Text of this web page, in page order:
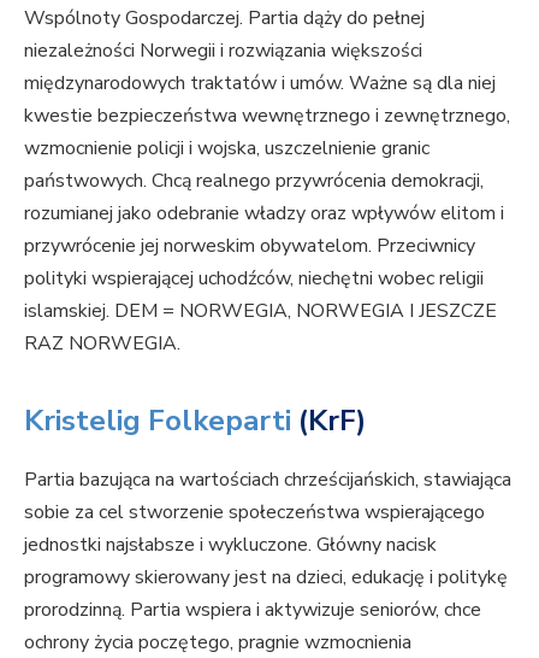
Wspólnoty Gospodarczej. Partia dąży do pełnej
niezależności Norwegii i rozwiązania większości
międzynarodowych traktatów i umów. Ważne są dla niej
kwestie bezpieczeństwa wewnętrznego i zewnętrznego,
wzmocnienie policji i wojska, uszczelnienie granic
państwowych. Chcą realnego przywrócenia demokracji,
rozumianej jako odebranie władzy oraz wpływów elitom i
przywrócenie jej norweskim obywatelom. Przeciwnicy
polityki wspierającej uchodźców, niechętni wobec religii
islamskiej. DEM = NORWEGIA, NORWEGIA I JESZCZE
RAZ NORWEGIA.
Kristelig Folkeparti (KrF)
Partia bazująca na wartościach chrześcijańskich, stawiająca
sobie za cel stworzenie społeczeństwa wspierającego
jednostki najsłabsze i wykluczone. Główny nacisk
programowy skierowany jest na dzieci, edukację i politykę
prorodzinną. Partia wspiera i aktywizuje seniorów, chce
ochrony życia poczętego, pragnie wzmocnienia